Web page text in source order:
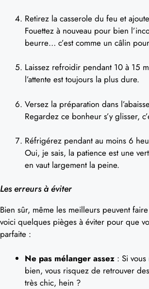
Retirez la casserole du feu et
Fouettez à nouveau pour bien
beurre… c’est comme un câlin
Laissez refroidir pendant 10 à 15
l’attente est toujours la plus dure.
Versez la préparation dans
Regardez ce bonheur s’y glisser,
Réfrigérez pendant au moins 6
Oui, je sais, la patience est une
en vaut largement la peine.
Les erreurs à éviter
Bien sûr, même les meilleurs peuvent
voici quelques pièges à éviter pour que
parfaite :
Ne pas mélanger assez : Si
bien, vous risquez de retrouver
très chic, hein ?